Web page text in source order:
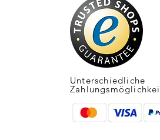
Unterschiedliche